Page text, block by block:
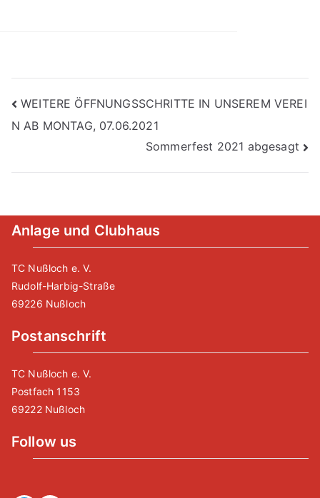
Beitragsnavigation
WEITERE ÖFFNUNGSSCHRITTE IN UNSEREM VEREI
N AB MONTAG, 07.06.2021
Sommerfest 2021 abgesagt
Anlage und Clubhaus
TC Nußloch e. V.
Rudolf-Harbig-Straße
69226 Nußloch
Postanschrift
TC Nußloch e. V.
Postfach 1153
69222 Nußloch
Follow us